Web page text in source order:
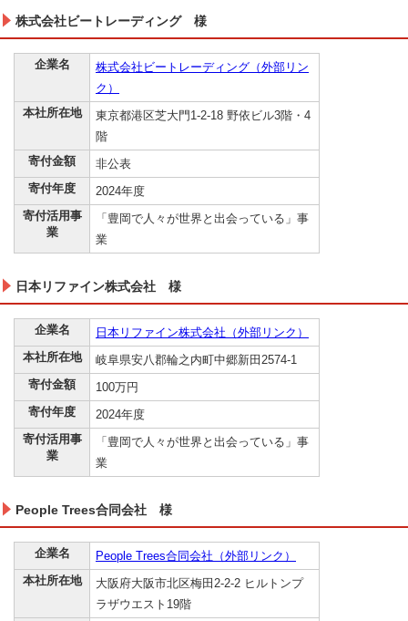
株式会社ビートレーディング 様
企業名
株式会社ビートレーディング（外部リン
ク）
本社所在地
東京都港区芝大門1-2-18 野依ビル3階・4
階
寄付金額
非公表
寄付年度
2024年度
寄付活用事
業
「豊岡で人々が世界と出会っている」事
業
日本リファイン株式会社 様
企業名
日本リファイン株式会社（外部リンク）
本社所在地
岐阜県安八郡輪之内町中郷新田2574-1
寄付金額
100万円
寄付年度
2024年度
寄付活用事
業
「豊岡で人々が世界と出会っている」事
業
People Trees合同会社 様
企業名
People Trees合同会社（外部リンク）
本社所在地
大阪府大阪市北区梅田2-2-2 ヒルトンプ
ラザウエスト19階